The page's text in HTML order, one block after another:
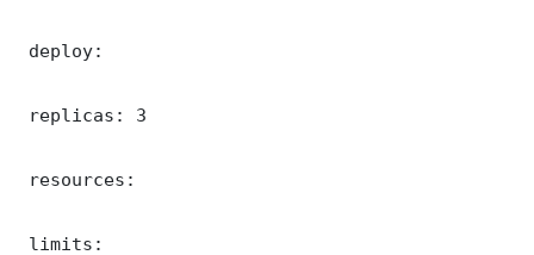
deploy:
replicas: 3
resources:
limits: